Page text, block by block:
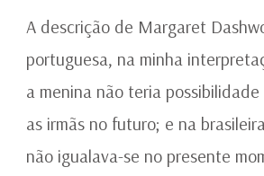
A descrição de Margaret
portuguesa, na minha
a menina não teria
as irmãs no futuro; e na
não igualava-se no presente